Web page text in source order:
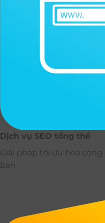
Dịch vụ SEO tổng thể
Giải pháp tối ưu hóa
bạn